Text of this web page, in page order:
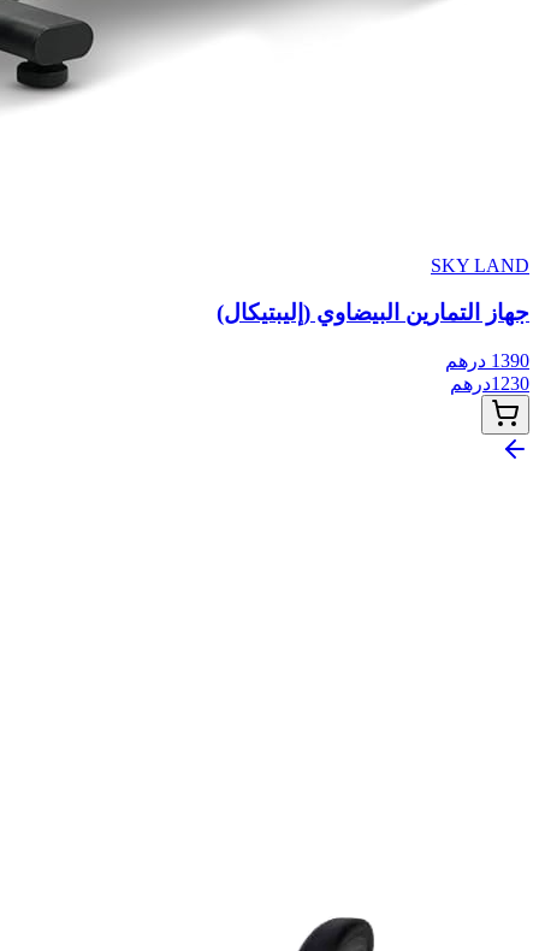
SKY LAND
جهاز التمارين البيضاوي (إليبتيكال)
1390 درهم
1230درهم